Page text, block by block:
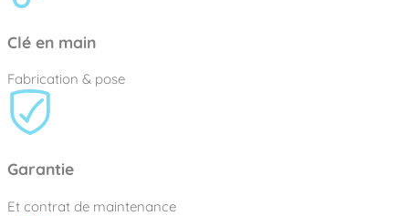
Clé en main
Fabrication & pose
Garantie
Et contrat de maintenance